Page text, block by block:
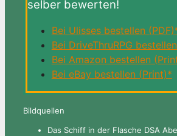
selber bewerten!
Bei Ulisses bestellen
Bei DriveThruRPG
Bei Amazon bestellen
Bei eBay bestellen (Print)*
Bildquellen
Das Schiff in der Flasche DSA